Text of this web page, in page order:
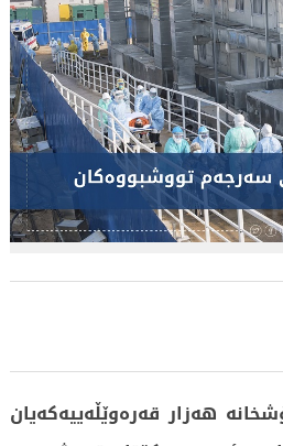
هەزار قەرەوێڵەییەکەیان